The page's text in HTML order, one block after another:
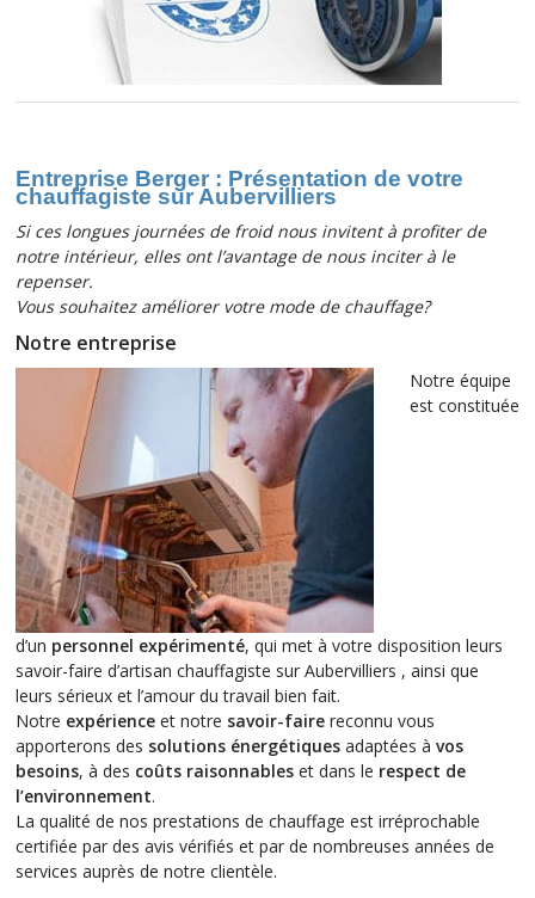
Entreprise Berger : Présentation de votre
chauffagiste sur Aubervilliers
Si ces longues journées de froid nous invitent à profiter de
notre intérieur, elles ont l’avantage de nous inciter à le
repenser.
Vous souhaitez améliorer votre mode de chauffage?
Notre entreprise
Notre équipe
est constituée
d’un personnel expérimenté, qui met à votre disposition leurs
savoir-faire d’artisan chauffagiste sur Aubervilliers , ainsi que
leurs sérieux et l’amour du travail bien fait.
Notre expérience et notre savoir-faire reconnu vous
apporterons des solutions énergétiques adaptées à vos
besoins, à des coûts raisonnables et dans le respect de
l’environnement.
La qualité de nos prestations de chauffage est irréprochable
certifiée par des avis vérifiés et par de nombreuses années de
services auprès de notre clientèle.